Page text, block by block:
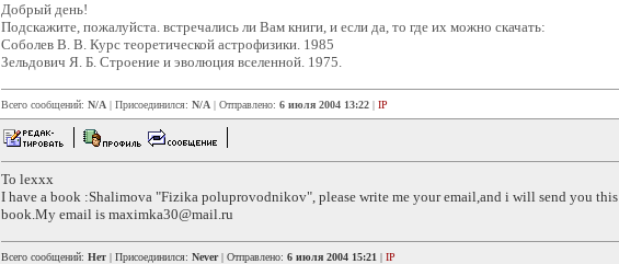
Добрый день!
Подскажите, пожалуйста. встречались ли Вам книги, и если да, то где их можно скачать:
Соболев В. В. Курс теоретической астрофизики. 1985
Зельдович Я. Б. Строение и эволюция вселенной. 1975.
Всего сообщений: N/A | Присоединился: N/A | Отправлено: 6 июля 2004 13:22 | IP
To lexxx
I have a book :Shalimova "Fizika poluprovodnikov", please write me your email,and i will send you this
book.My email is maximka30@mail.ru
Всего сообщений: Нет | Присоединился: Never| Отправлено: 6 июля 2004 15:21 | IP